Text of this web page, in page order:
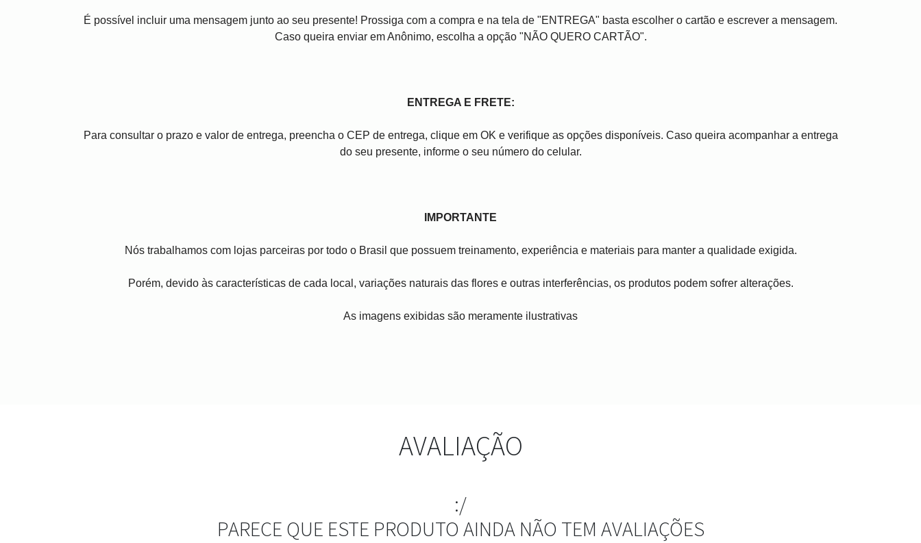
É possível incluir uma mensagem junto ao seu presente! Prossiga com a compra e na tela de "ENTREGA" basta escolher o cartão e escrever a mensagem.
Caso queira enviar em Anônimo, escolha a opção "NÃO QUERO CARTÃO".
ENTREGA E FRETE:
Para consultar o prazo e valor de entrega, preencha o CEP de entrega, clique em OK e verifique as opções disponíveis. Caso queira acompanhar a entrega
do seu presente, informe o seu número do celular.
IMPORTANTE
Nós trabalhamos com lojas parceiras por todo o Brasil que possuem treinamento, experiência e materiais para manter a qualidade exigida.
Porém, devido às características de cada local, variações naturais das flores e outras interferências, os produtos podem sofrer alterações.
As imagens exibidas são meramente ilustrativas
AVALIAÇÃO
:/
PARECE QUE ESTE PRODUTO AINDA NÃO TEM AVALIAÇÕES